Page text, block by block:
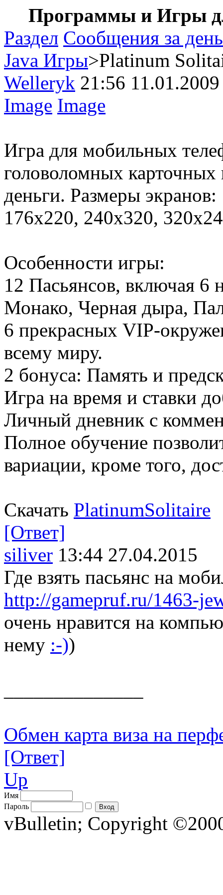
Программы и Игры
Раздел Сообщения за день
Java Игры>Platinum
Welleryk 21:56 11.01.2009
Image Image
Игра для мобильных
головоломных
деньги. Размеры
176х220, 240х320,
Особенности игры:
12 Пасьянсов, включая 6
Монако, Черная дыра,
6 прекрасных VIP-
всему миру.
2 бонуса: Память и
Игра на время и ставки
Личный дневник с
Полное обучение
вариации, кроме того,
Скачать PlatinumSolitaire
[Ответ]
siliver 13:44 27.04.2015
Где взять пасьянс на
http://gamepruf.ru/1463-
очень нравится на
нему :-))
Обмен карта виза на
[Ответ]
Up
Имя
Пароль
vBulletin; Copyright